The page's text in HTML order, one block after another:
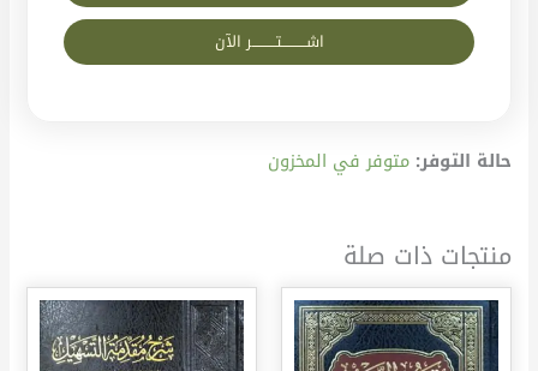
حالة التوفر: متوفر في المخزون
اشــــــــــتــــــــــر الآن
منتجات ذات صلة